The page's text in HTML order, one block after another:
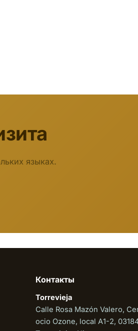
языках.
Контакты
Torrevieja
Calle Rosa Mazón Valero,
ocio Ozone, local A1-2,